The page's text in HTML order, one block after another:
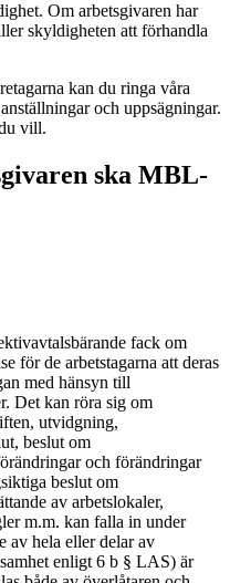
Om arbetsgivaren har
skyldigheten att förhandla
kan du ringa våra
och uppsägningar.
vill.
ska MBL-
fack om
för de arbetstagarna att deras
med hänsyn till
Det kan röra sig om
utvidgning,
beslut om
och förändringar
beslut om
av arbetslokaler,
m.m. kan falla in under
av hela eller delar av
enligt 6 b § LAS) är